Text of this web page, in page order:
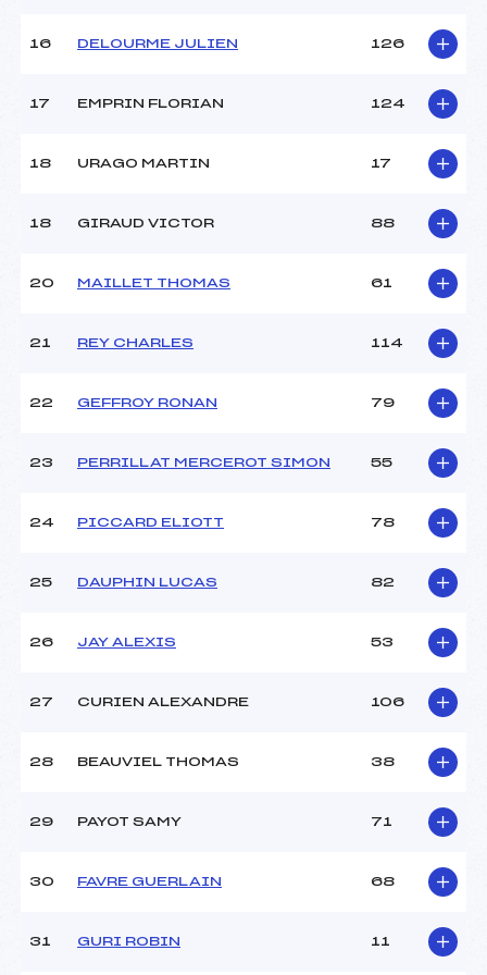
Pénalité appliquée :
134.3000
16 DELOURME JULIEN 126
17 EMPRIN FLORIAN 124
18 URAGO MARTIN 17
18 GIRAUD VICTOR 88
20 MAILLET THOMAS 61
21 REY CHARLES 114
22 GEFFROY RONAN 79
23 PERRILLAT MERCEROT SIMON 55
24 PICCARD ELIOTT 78
25 DAUPHIN LUCAS 82
26 JAY ALEXIS 53
27 CURIEN ALEXANDRE 106
28 BEAUVIEL THOMAS 38
29 PAYOT SAMY 71
30 FAVRE GUERLAIN 68
31 GURI ROBIN 11